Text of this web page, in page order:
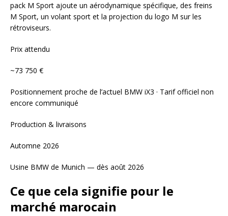
pack M Sport ajoute un aérodynamique spécifique, des freins
M Sport, un volant sport et la projection du logo M sur les
rétroviseurs.
Prix attendu
~73 750 €
Positionnement proche de l’actuel BMW iX3 · Tarif officiel non
encore communiqué
Production & livraisons
Automne 2026
Usine BMW de Munich — dès août 2026
Ce que cela signifie pour le
marché marocain